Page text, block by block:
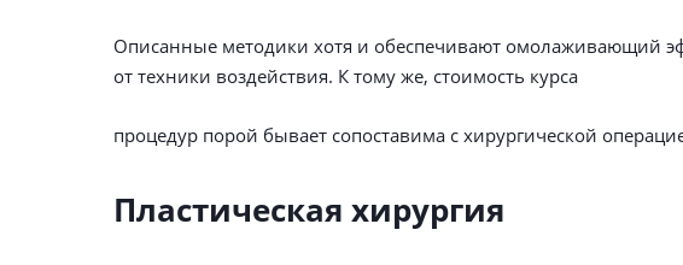
Описанные методики хотя и обеспечивают омолаживающий
от техники воздействия. К тому же, стоимость курса
процедур порой бывает сопоставима с хирургической
Пластическая хирургия